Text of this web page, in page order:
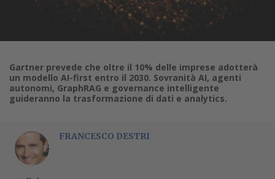
Gartner prevede che oltre il 10% delle imprese adotterà
un modello AI-first entro il 2030. Sovranità AI, agenti
autonomi, GraphRAG e governance intelligente
guideranno la trasformazione di dati e analytics.
FRANCESCO DESTRI